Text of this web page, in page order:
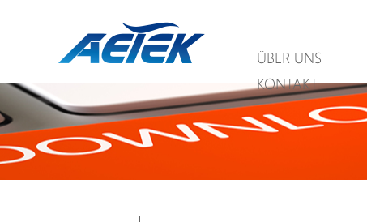
ÜBER UNS
KONTAKT